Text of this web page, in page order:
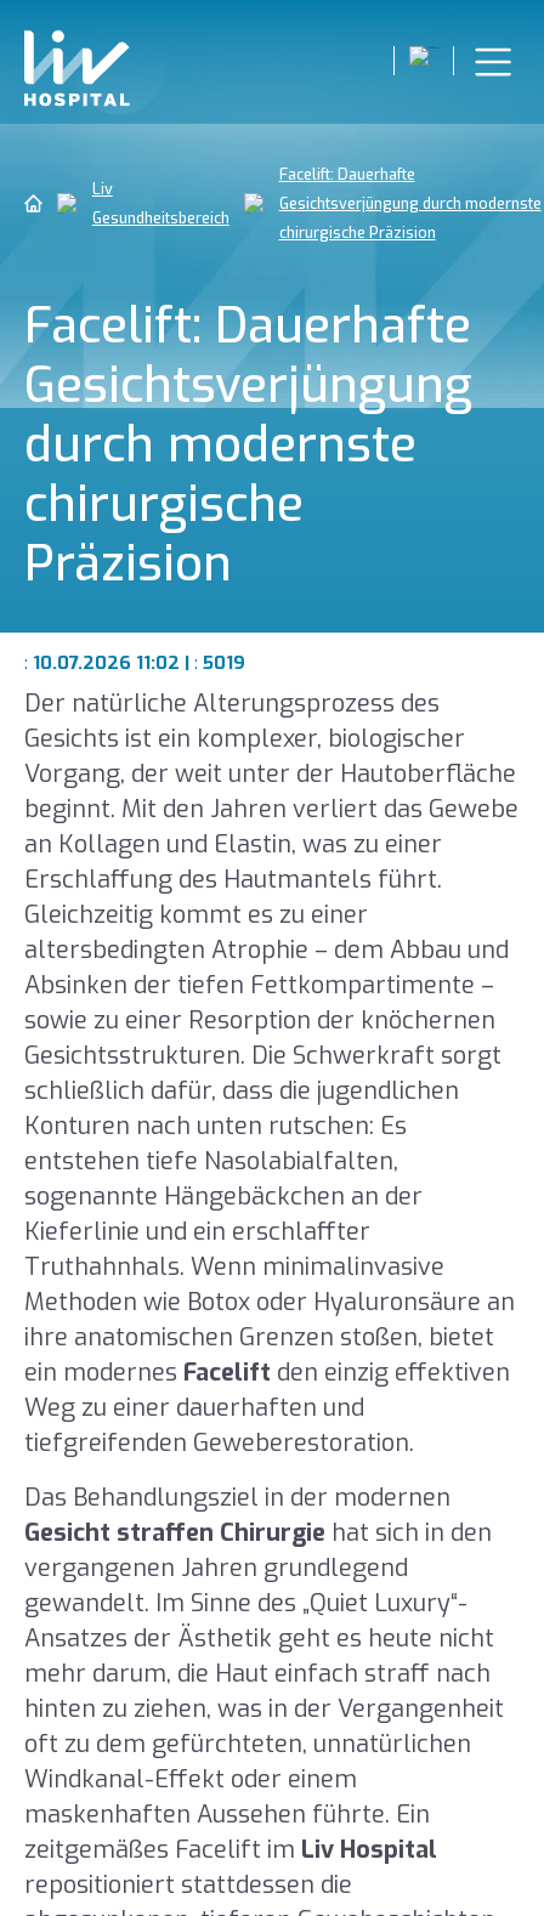
Liv
Gesundheitsbereich
Facelift: Dauerhafte
Gesichtsverjüngung durch modernste
chirurgische Präzision
Facelift: Dauerhafte
Gesichtsverjüngung
durch modernste
chirurgische
Präzision
: 10.07.2026 11:02 | : 5019
Der natürliche Alterungsprozess des
Gesichts ist ein komplexer, biologischer
Vorgang, der weit unter der Hautoberfläche
beginnt. Mit den Jahren verliert das Gewebe
an Kollagen und Elastin, was zu einer
Erschlaffung des Hautmantels führt.
Gleichzeitig kommt es zu einer
altersbedingten Atrophie – dem Abbau und
Absinken der tiefen Fettkompartimente –
sowie zu einer Resorption der knöchernen
Gesichtsstrukturen. Die Schwerkraft sorgt
schließlich dafür, dass die jugendlichen
Konturen nach unten rutschen: Es
entstehen tiefe Nasolabialfalten,
sogenannte Hängebäckchen an der
Kieferlinie und ein erschlaffter
Truthahnhals. Wenn minimalinvasive
Methoden wie Botox oder Hyaluronsäure an
ihre anatomischen Grenzen stoßen, bietet
ein modernes Facelift den einzig effektiven
Weg zu einer dauerhaften und
tiefgreifenden Geweberestoration.
Das Behandlungsziel in der modernen
Gesicht straffen Chirurgie hat sich in den
vergangenen Jahren grundlegend
gewandelt. Im Sinne des „Quiet Luxury“-
Ansatzes der Ästhetik geht es heute nicht
mehr darum, die Haut einfach straff nach
hinten zu ziehen, was in der Vergangenheit
oft zu dem gefürchteten, unnatürlichen
Windkanal-Effekt oder einem
maskenhaften Aussehen führte. Ein
zeitgemäßes Facelift im Liv Hospital
repositioniert stattdessen die